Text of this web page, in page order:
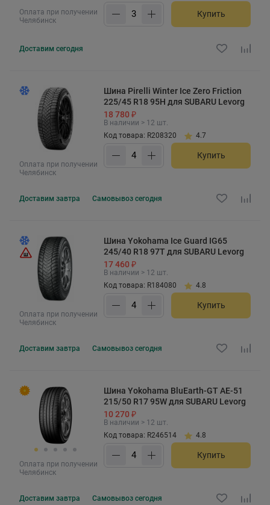
Оплата при получении
Челябинск
Купить
Доставим сегодня
Оплата при получении
Челябинск
Шина Pirelli Winter Ice Zero Friction
225/45 R18 95H для SUBARU Levorg
18 780 ₽
В наличии > 12 шт.
Код товара: R208320
4.7
Купить
Доставим завтра Самовывоз сегодня
Оплата при получении
Челябинск
Шина Yokohama Ice Guard IG65
245/40 R18 97T для SUBARU Levorg
17 460 ₽
В наличии > 12 шт.
Код товара: R184080
4.8
Купить
Доставим завтра Самовывоз сегодня
Оплата при получении
Челябинск
Шина Yokohama BluEarth-GT AE-51
215/50 R17 95W для SUBARU Levorg
10 270 ₽
В наличии > 12 шт.
Код товара: R246514
4.8
Купить
Доставим завтра Самовывоз сегодня